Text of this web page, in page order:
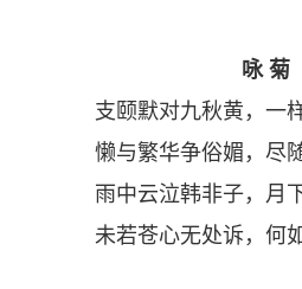
咏 菊
支颐默对九秋黄，一
懒与繁华争俗媚，尽
雨中云泣韩非子，月
未若苍心无处诉，何